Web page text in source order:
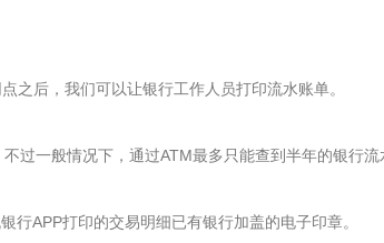
后，我们可以让银行工作人员打印流水账单。
一般情况下，通过ATM最多只能查到半年的银行流
APP打印的交易明细已有银行加盖的电子印章。